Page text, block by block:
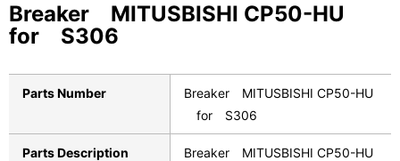
Breaker MITUSBISHI CP50-HU
for S306
Parts Number
Breaker MITUSBISHI CP50-HU
for S306
Parts Description
Breaker MITUSBISHI CP50-HU